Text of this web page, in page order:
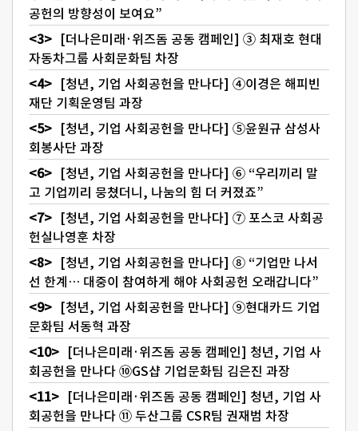
공헌의 방향성이 보여요”
[더나은미래·위즈돔 공동 캠페인] ③ 최재호 현대
자동차그룹 사회문화팀 차장
[청년, 기업 사회공헌을 만나다] ④이경은 해피빈
재단 기획운영팀 과장
[청년, 기업 사회공헌을 만나다] ⑤윤원규 삼성사
회봉사단 과장
[청년, 기업 사회공헌을 만나다] ⑥ “우리끼리 말
고 기업끼리 뭉쳤더니, 나눔의 힘 더 커졌죠”
[청년, 기업 사회공헌을 만나다] ⑦ 포스코 사회공
헌실나영훈 차장
[청년, 기업 사회공헌을 만나다] ⑧ “기업만 나서
선 한계… 대중이 참여하게 해야 사회공헌 오래갑니다”
[청년, 기업 사회공헌을 만나다] ⑨현대카드 기업
문화팀 서동혁 과장
[더나은미래·위즈돔 공동 캠페인] 청년, 기업 사
회공헌을 만나다 ⑩GS샵 기업문화팀 김은진 과장
[더나은미래·위즈돔 공동 캠페인] 청년, 기업 사
회공헌을 만나다 ⑪ 두산그룹 CSR팀 권재범 차장